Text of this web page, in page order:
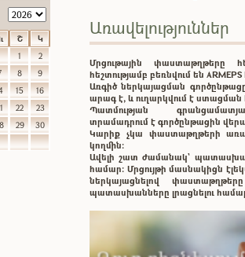
Շ
Կ
1
2
8
9
15
16
22
23
29
30
Առավելություններ
Մրցութային փաստաթղթերը
հեշտությամբ բեռնվում են
Առգիծ ներկայացման
արագ է, և ուղարկվում է
Պատմության
տրամադրում է գործընթացին
Կարիք չկա փաստաթղթերի
կողմին:
Ավելի շատ ժամանակ`
համար: Մրցույթի մասնակիցն
ներկայացնելով
պատասխանները լրացնելու